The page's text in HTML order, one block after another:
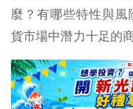
麼？有哪些特性與風
貨市場中潛力十足的